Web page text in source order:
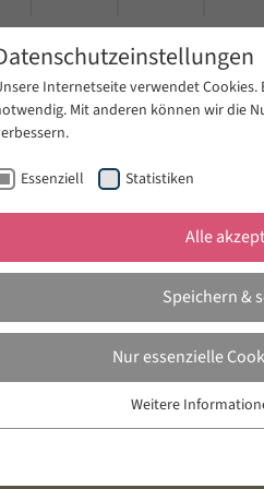
Publikationen
Internetseite verwendet
Mit anderen können wir die
Essenziell Statistiken
Alle
Speichern &
Nur essenzielle
Essenzielle Cookies werden für
Weitere